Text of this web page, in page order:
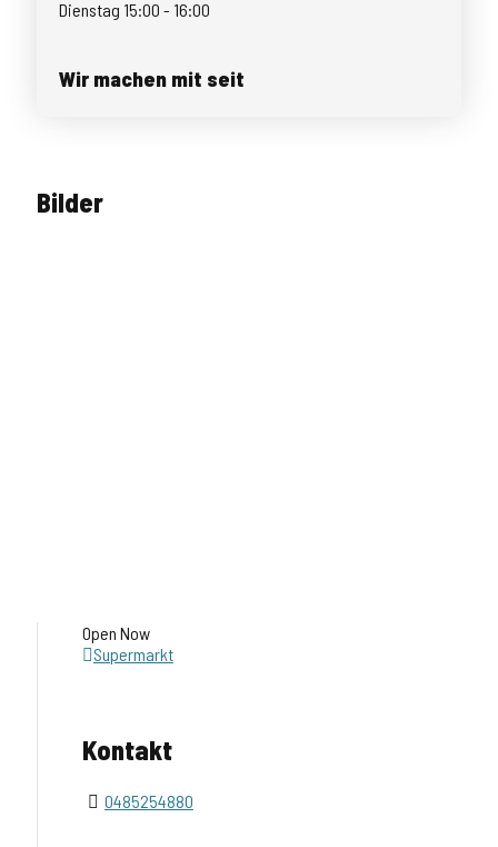
Dienstag 15:00 - 16:00
Wir machen mit seit
Bilder
Open Now
Supermarkt
Kontakt
0485254880